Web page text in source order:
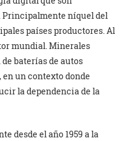
Principalmente níquel del
países productores. Al
mundial. Minerales
baterías de autos
un contexto donde
la dependencia de la
desde el año 1959 a la